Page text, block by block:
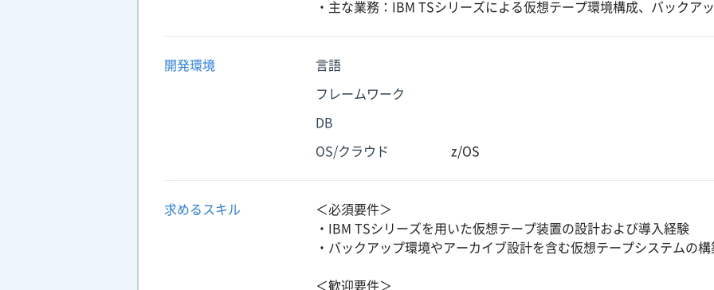
・主な業務：IBM TSシリーズによる仮想テープ環境構成、バックア
開発環境 言語
フレームワーク
DB
OS/クラウド z/OS
求めるスキル
＜必須要件＞
・IBM TSシリーズを用いた仮想テープ装置の設計および導入経験
・バックアップ環境やアーカイブ設計を含む仮想テープシステムの構
＜歓迎要件＞